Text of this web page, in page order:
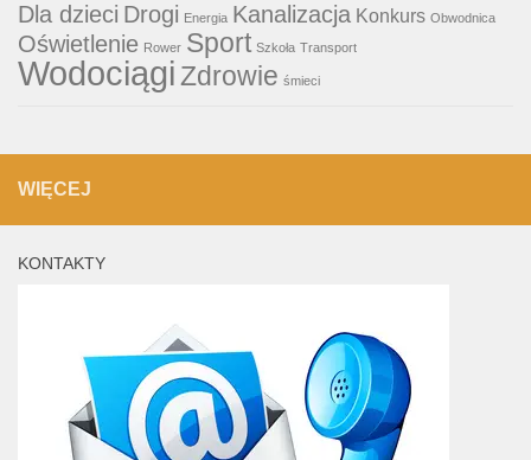
Dla dzieci Drogi Energia Kanalizacja Konkurs Obwodnica
Oświetlenie Rower Sport Szkoła Transport
WodociągiZdrowie śmieci
WIĘCEJ
KONTAKTY